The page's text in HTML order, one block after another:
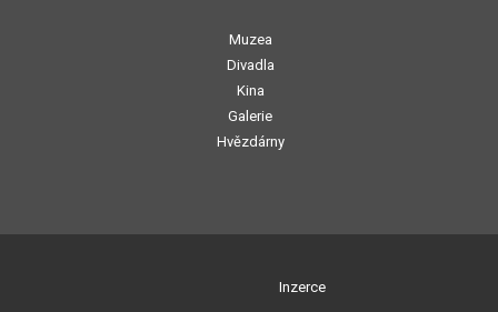
Muzea
Divadla
Kina
Galerie
Hvězdárny
Inzerce